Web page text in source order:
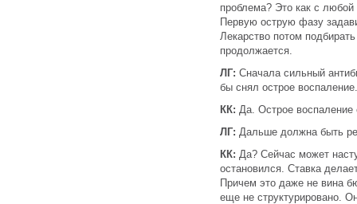
проблема? Это как с
Первую острую фазу
Лекарство потом
продолжается.
ЛГ: Сначала сильный
бы снял острое
КК: Да. Острое воспаление
ЛГ: Дальше должна быть
КК: Да? Сейчас может
остановился. Ставка
Причем это даже не вина
еще не структурировано.